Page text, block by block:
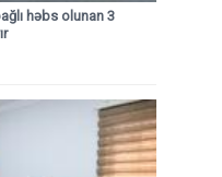
həbs olunan 3